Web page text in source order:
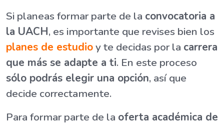
Si planeas formar parte de la convocatoria a
la UACH, es importante que revises bien los
planes de estudioy te decidas por la carrera
que más se adapte a ti. En este proceso
sólo podrás elegir una opción, así que
decide correctamente.
Para formar parte de la oferta académica de